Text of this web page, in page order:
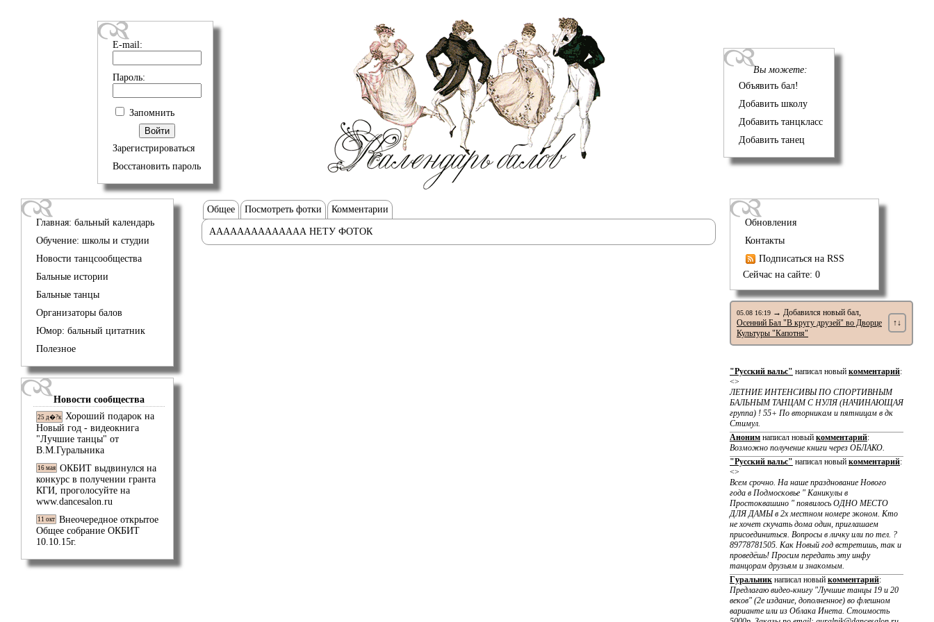
E-mail:
Пароль:
Запомнить
Зарегистрироваться
Восстановить пароль
Вы можете:
Объявить бал!
Добавить школу
Добавить танцкласс
Добавить танец
Главная: бальный календарь
Обучение: школы и студии
Новости танцсообщества
Бальные истории
Бальные танцы
Организаторы балов
Юмор: бальный цитатник
Полезное
Новости сообщества
25 д�?к Хороший подарок на
Новый год - видеокнига
"Лучшие танцы" от
В.М.Гуральника
16 мая ОКБИТ выдвинулся на
конкурс в получении гранта
КГИ, проголосуйте на
www.dancesalon.ru
11 окт Внеочередное открытое
Общее собрание ОКБИТ
10.10.15г.
Общее Посмотреть фотки Комментарии
АААААААААААААА НЕТУ ФОТОК
Обновления
Контакты
Подписаться на RSS
Сейчас на сайте: 0
05.08 16:19 → Добавился новый бал,
Осенний Бал "В кругу друзей" во Дворце
Культуры "Капотня"
↑↓
"Русский вальс" написал новый комментарий:
<>
ЛЕТНИЕ ИНТЕНСИВЫ ПО CПОРТИВНЫМ
БАЛЬНЫМ ТАНЦАМ С НУЛЯ (НАЧИНАЮЩАЯ
группа) ! 55+ По вторникам и пятницам в дк
Стимул.
Аноним написал новый комментарий:
Возможно получение книги через ОБЛАКО.
"Русский вальс" написал новый комментарий:
<>
Всем срочно. На наше празднование Нового
года в Подмосковье " Каникулы в
Простоквашино " появилось ОДНО МЕСТО
ДЛЯ ДАМЫ в 2х местном номере эконом. Кто
не хочет скучать дома один, приглашаем
присоединиться. Вопросы в личку или по тел. ?
89778781505. Как Новый год встретишь, так и
проведёшь! Просим передать эту инфу
танцорам друзьям и знакомым.
Гуральник написал новый комментарий:
Предлагаю видео-книгу "Лучшие танцы 19 и 20
веков" (2е издание, дополненное) во флешном
варианте или из Облака Инета. Стоимость